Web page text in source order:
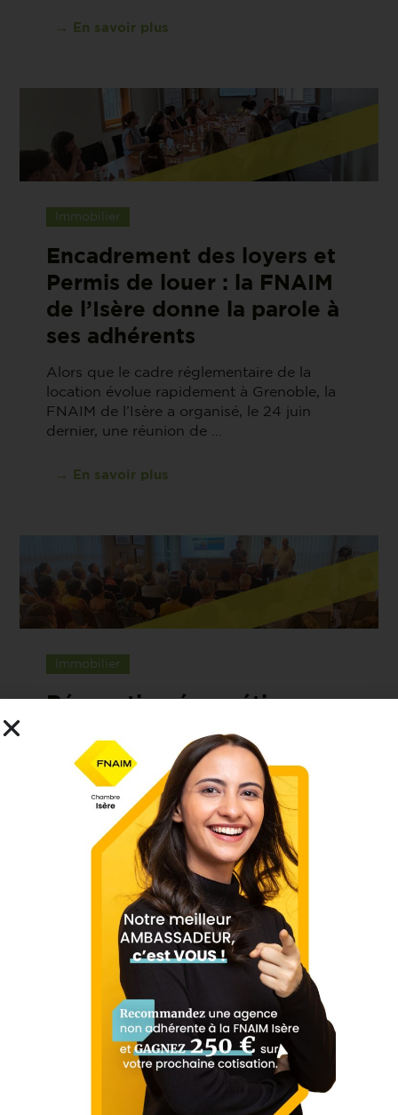
→ En savoir plus
Immobilier
Encadrement des loyers et
Permis de louer : la FNAIM
de l’Isère donne la parole à
ses adhérents
Alors que le cadre réglementaire de la
location évolue rapidement à Grenoble, la
FNAIM de l’Isère a organisé, le 24 juin
dernier, une réunion de ...
→ En savoir plus
Immobilier
Rénovation énergétique
des copropriétés : la FNAIM
de l’Isère mobilisée à
Meylan
Le 17 juin dernier, la FNAIM de l’Isère a pris
part à une soirée d’information dédiée à la
rénovation des copropriétés, organisée
dans le cadre ...
→ En savoir plus